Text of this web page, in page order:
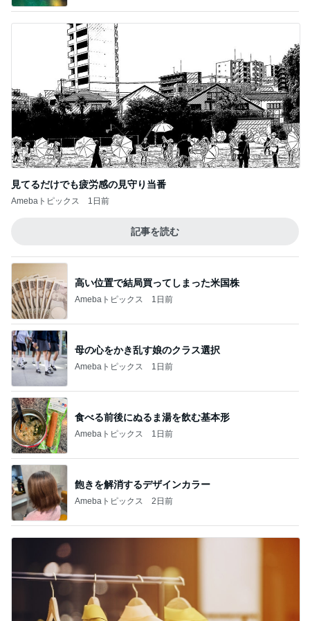
見てるだけでも疲労感の見守り当番
Amebaトピックス 1日前
記事を読む
高い位置で結局買ってしまった米国株
Amebaトピックス 1日前
母の心をかき乱す娘のクラス選択
Amebaトピックス 1日前
食べる前後にぬるま湯を飲む基本形
Amebaトピックス 1日前
飽きを解消するデザインカラー
Amebaトピックス 2日前